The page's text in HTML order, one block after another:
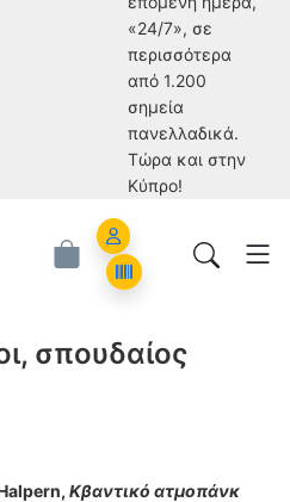
«24/7», σε
περισσότερα
από 1.200
σημεία
πανελλαδικά.
Tώρα και στην
Κύπρο!
Account
Orders
σπουδαίος
Κβαντικό ατμοπάνκ